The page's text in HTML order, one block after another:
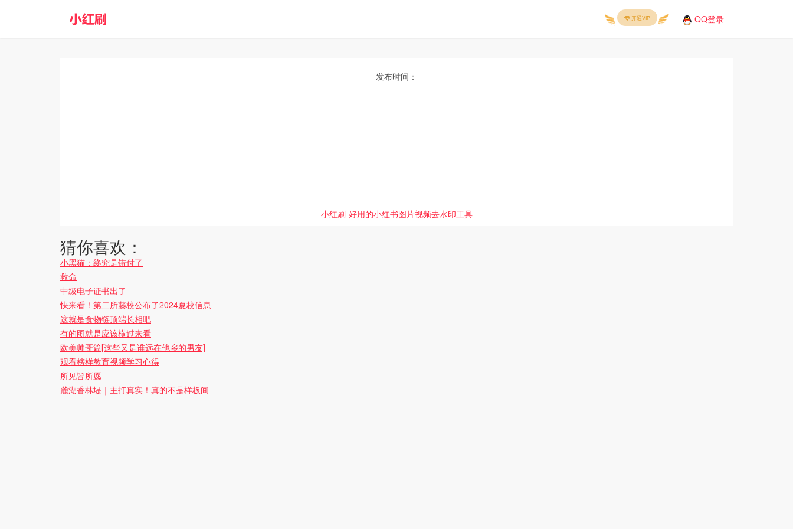
QQ登录
开通VIP
发布时间：
小红刷-好用的小红书图片视频去水印工具
猜你喜欢：
小黑猫：终究是错付了
救命
中级电子证书出了
快来看！第二所藤校公布了2024夏校信息
这就是食物链顶端长相吧
有的图就是应该横过来看
欧美帅哥篇[这些又是谁远在他乡的男友]
观看榜样教育视频学习心得
所见皆所愿
麓湖香林堤｜主打真实！真的不是样板间